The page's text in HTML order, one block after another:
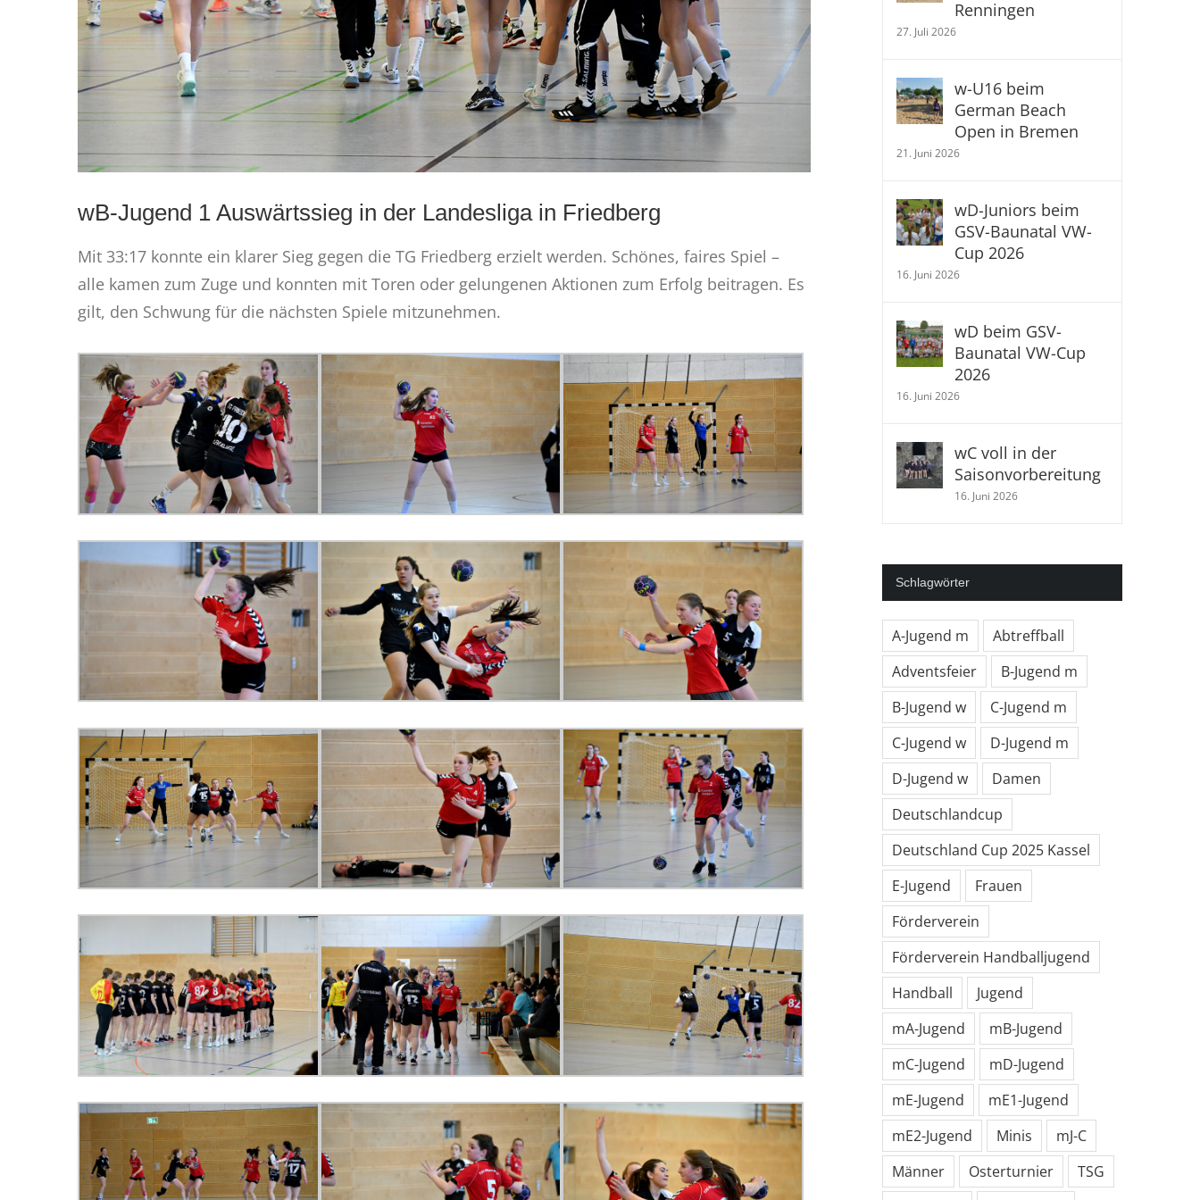
wB-Jugend 1 Auswärtssieg in der Landesliga in Friedberg
Mit 33:17 konnte ein klarer Sieg gegen die TG Friedberg erzielt werden. Schönes, faires Spiel –
alle kamen zum Zuge und konnten mit Toren oder gelungenen Aktionen zum Erfolg beitragen. Es
gilt, den Schwung für die nächsten Spiele mitzunehmen.
Renningen
27. Juli 2026
w-U16 beim
German Beach
Open in Bremen
21. Juni 2026
wD-Juniors beim
GSV-Baunatal VW-
Cup 2026
16. Juni 2026
wD beim GSV-
Baunatal VW-Cup
2026
16. Juni 2026
wC voll in der
Saisonvorbereitung
16. Juni 2026
Schlagwörter
A-Jugend m
Abtreffball
Adventsfeier
B-Jugend m
B-Jugend w
C-Jugend m
C-Jugend w
D-Jugend m
D-Jugend w
Damen
Deutschlandcup
Deutschland Cup 2025 Kassel
E-Jugend
Frauen
Förderverein
Förderverein Handballjugend
Handball
Jugend
mA-Jugend
mB-Jugend
mC-Jugend
mD-Jugend
mE-Jugend
mE1-Jugend
mE2-Jugend
Minis
mJ-C
Männer
Osterturnier
TSG